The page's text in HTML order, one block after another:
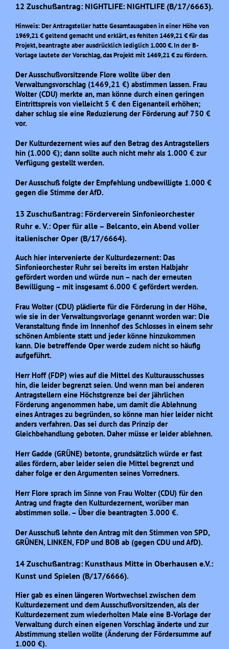
12 Zuschußantrag: NIGHTLIFE: NIGHTLIFE (B/17/6663).
Hinweis: Der Antragsteller hatte Gesamtausgaben in einer Höhe von
1969,21 € geltend gemacht und erklärt, es fehlten 1469,21 € für das
Projekt, beantragte aber ausdrücklich lediglich 1.000 €. In der B-
Vorlage lautete der Vorschlag, das Projekt mit 1469,21 € zu fördern.
Der Ausschußvorsitzende Flore wollte über den
Verwaltungsvorschlag (1469,21 €) abstimmen lassen. Frau
Wolter (CDU) merkte an, man könne durch einen geringen
Eintrittspreis von vielleicht 5 € den Eigenanteil erhöhen;
daher schlug sie eine Reduzierung der Förderung auf 750 €
vor.
Der Kulturdezernent wies auf den Betrag des Antragstellers
hin (1.000 €); dann sollte auch nicht mehr als 1.000 € zur
Verfügung gestellt werden.
Der Ausschuß folgte der Empfehlung undbewilligte 1.000 €
gegen die Stimme der AfD.
13 Zuschußantrag: Förderverein Sinfonieorchester
Ruhr e. V.: Oper für alle – Belcanto, ein Abend voller
italienischer Oper (B/17/6664).
Auch hier intervenierte der Kulturdezernent: Das
Sinfonieorchester Ruhr sei bereits im ersten Halbjahr
gefördert worden und würde nun – nach der erneuten
Bewilligung – mit insgesamt 6.000 € gefördert werden.
Frau Wolter (CDU) plädierte für die Förderung in der Höhe,
wie sie in der Verwaltungsvorlage genannt worden war: Die
Veranstaltung finde im Innenhof des Schlosses in einem sehr
schönen Ambiente statt und jeder könne hinzukommen
kann. Die betreffende Oper werde zudem nicht so häufig
aufgeführt.
Herr Hoff (FDP) wies auf die Mittel des Kulturausschusses
hin, die leider begrenzt seien. Und wenn man bei anderen
Antragstellern eine Höchstgrenze bei der jährlichen
Förderung angenommen habe, um damit die Ablehnung
eines Antrages zu begründen, so könne man hier leider nicht
anders verfahren. Das sei durch das Prinzip der
Gleichbehandlung geboten. Daher müsse er leider ablehnen.
Herr Gadde (GRÜNE) betonte, grundsätzlich würde er fast
alles fördern, aber leider seien die Mittel begrenzt und
daher folge er den Argumenten seines Vorredners.
Herr Flore sprach im Sinne von Frau Wolter (CDU) für den
Antrag und fragte den Kulturdezernent, worüber man
abstimmen solle. – Über die beantragten 3.000 €.
Der Ausschuß lehnte den Antrag mit den Stimmen von SPD,
GRÜNEN, LINKEN, FDP und BOB ab (gegen CDU und AfD).
14 Zuschußantrag: Kunsthaus Mitte in Oberhausen e.V.:
Kunst und Spielen (B/17/6666).
Hier gab es einen längeren Wortwechsel zwischen dem
Kulturdezernent und dem Ausschußvorsitzenden, als der
Kulturdezernent zum wiederholten Male eine B-Vorlage der
Verwaltung durch einen eigenen Vorschlag änderte und zur
Abstimmung stellen wollte (Änderung der Fördersumme auf
1.000 €).